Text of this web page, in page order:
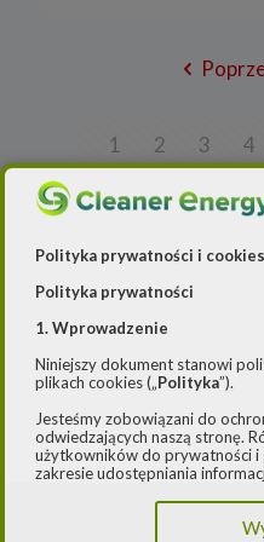
1 2 3 4
11
25
41
42 43 44
50 51
57
58 59 60
65
66 67 68
76
Polityka prywatności i cookies
Polityka prywatności
1. Wprowadzenie
Niniejszy dokument stanowi
plikach cookies („Polityka”).
Jesteśmy zobowiązani do
odwiedzających naszą stronę.
użytkowników do prywatności
zakresie udostępniania
przepisami, w szczególności
Europejskiego i Rady (UE)